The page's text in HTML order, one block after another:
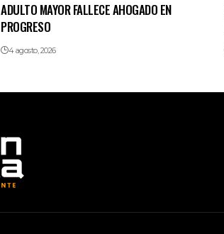
ADULTO MAYOR FALLECE AHOGADO EN
PROGRESO
4 agosto, 2026